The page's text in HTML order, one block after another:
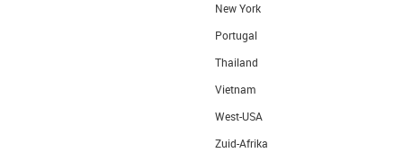
New York
Portugal
Thailand
Vietnam
West-USA
Zuid-Afrika